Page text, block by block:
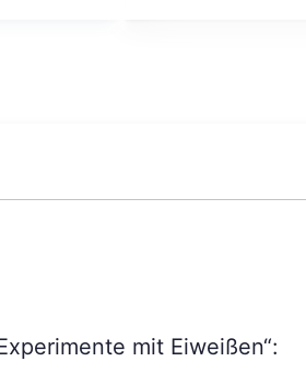
mit Eiweißen“: